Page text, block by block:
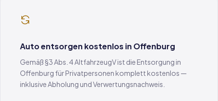
Auto entsorgen kostenlos in Offenburg
Gemäß §3 Abs. 4 AltfahrzeugV ist die Entsorgung in
Offenburg für Privatpersonen komplett kostenlos —
inklusive Abholung und Verwertungsnachweis.